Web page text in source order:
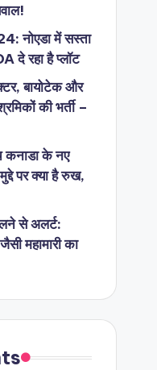
नोएडा में सस्ता
दे रहा है प्लॉट
बायोटेक और
की भर्ती –
कनाडा के नए
पर क्या है रुख,
से अलर्ट:
महामारी का